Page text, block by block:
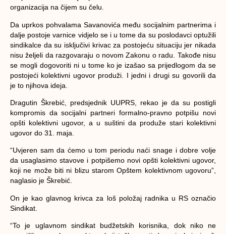
organizacija na čijem su čelu.
Da uprkos pohvalama Savanovića među socijalnim partnerima i
dalje postoje varnice vidjelo se i u tome da su poslodavci optužili
sindikalce da su isključivi krivac za postojeću situaciju jer nikada
nisu željeli da razgovaraju o novom Zakonu o radu. Takođe nisu
se mogli dogovoriti ni u tome ko je izašao sa prijedlogom da se
postojeći kolektivni ugovor produži. I jedni i drugi su govorili da
je to njihova ideja.
Dragutin Škrebić, predsjednik UUPRS, rekao je da su postigli
kompromis da socijalni partneri formalno-pravno potpišu novi
opšti kolektivni ugovor, a u suštini da produže stari kolektivni
ugovor do 31. maja.
“Uvjeren sam da ćemo u tom periodu naći snage i dobre volje
da usaglasimo stavove i potpišemo novi opšti kolektivni ugovor,
koji ne može biti ni blizu starom Opštem kolektivnom ugovoru”,
naglasio je Škrebić.
On je kao glavnog krivca za loš položaj radnika u RS označio
Sindikat.
“To je uglavnom sindikat budžetskih korisnika, dok niko ne